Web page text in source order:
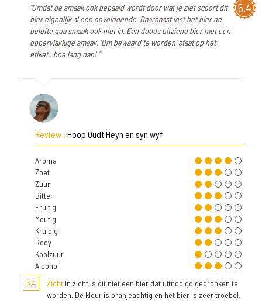
5,4
"Omdat de smaak ook bepaald wordt door wat je ziet scoort dit
bier eigenlijk al een onvoldoende. Daarnaast lost het bier de
belofte qua smaak ook niet in. Een doods uitziend bier met een
oppervlakkige smaak. 'Om bewaard te worden' staat op het
etiket...hoe lang dan! "
Review : Hoop Oudt Heyn en syn wyf
Aroma
Zoet
Zuur
Bitter
Fruitig
Moutig
Kruidig
Body
Koolzuur
Alcohol
3,4
Zicht In zicht is dit niet een bier dat uitnodigd gedronken te
worden. De kleur is oranjeachtig en het bier is zeer troebel.